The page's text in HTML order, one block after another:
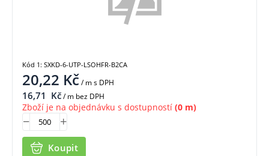
20,22 Kč/ ms DPH
16,71 Kč/ m bez DPH
Zboží je na objednávku s dostupností (0 m)
Koupit
Kód 1: SXKD-6-UTP-LSOHFR-B2CA